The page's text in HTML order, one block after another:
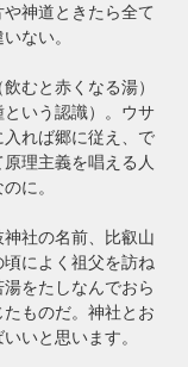
神道ときたら全て
ない。
むと赤くなる湯）
いう認識）。ウサ
れば郷に従え、で
理主義を唱える人
に。
社の名前、比叡山
によく祖父を訪ね
をたしなんでおら
ものだ。神社とお
いと思います。